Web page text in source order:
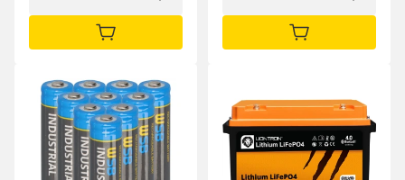
IN DEN WARENKORB IN DEN WARENKORB